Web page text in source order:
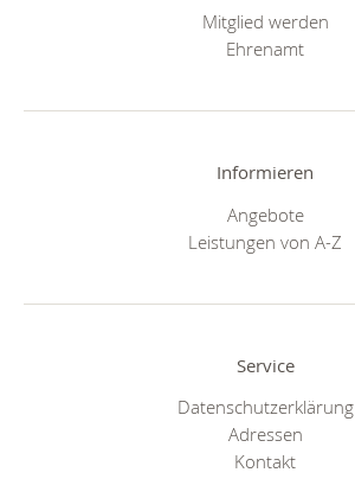
Mitglied werden
Ehrenamt
Informieren
Angebote
Leistungen von A-Z
Service
Datenschutzerklärung
Adressen
Kontakt